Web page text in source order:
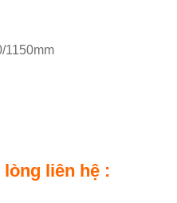
1150mm
liên hệ :